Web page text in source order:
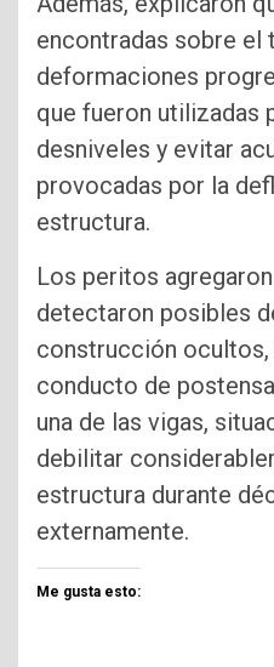
encontradas sobre el
deformaciones
que fueron utilizadas
desniveles y evitar
provocadas por la
estructura.
Los peritos
detectaron posibles
construcción ocultos,
conducto de
una de las vigas,
debilitar
estructura durante
externamente.
Me gusta esto: